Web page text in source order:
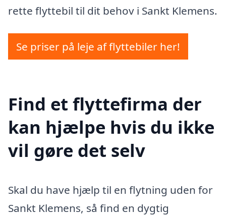
rette flyttebil til dit behov i Sankt Klemens.
Se priser på leje af flyttebiler her!
Find et flyttefirma der
kan hjælpe hvis du ikke
vil gøre det selv
Skal du have hjælp til en flytning uden for
Sankt Klemens, så find en dygtig